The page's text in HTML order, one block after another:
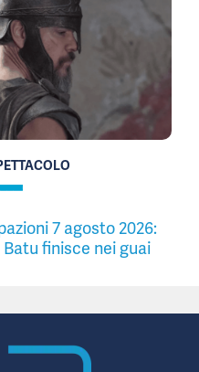
7 agosto 2026:
finisce nei guai